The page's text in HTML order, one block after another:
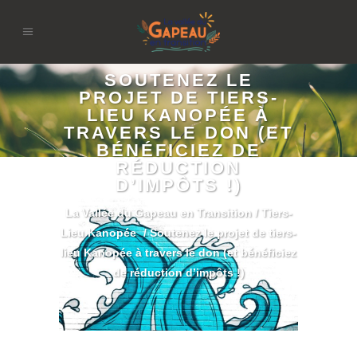
SOUTENEZ LE
PROJET DE TIERS-
LIEU KANOPÉE À
TRAVERS LE DON (ET
BÉNÉFICIEZ DE
RÉDUCTION
D’IMPÔTS !)
La Vallée du Gapeau en Transition/ Tiers-
Lieu Kanopée /Soutenez le projet de tiers-
lieu Kanopée à travers le don (et bénéficiez
de réduction d’impôts !)